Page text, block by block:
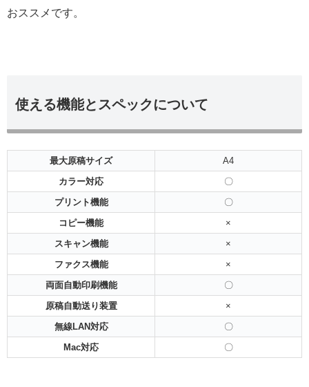
おススメです。
使える機能とスペックについて
最大原稿サイズ
A4
カラー対応
〇
プリント機能
〇
コピー機能
×
スキャン機能
×
ファクス機能
×
両面自動印刷機能
〇
原稿自動送り装置
×
無線LAN対応
〇
Mac対応
〇